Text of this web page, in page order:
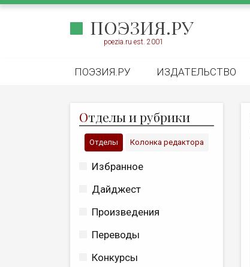
ПОЭЗИЯ.РУ
poezia.ru est. 2001
ПОЭЗИЯ.РУ ИЗДАТЕЛЬСТВО
Отделы и рубрики
Отделы Колонка редактора
Избранное
Дайджест
Произведения
Переводы
Конкурсы